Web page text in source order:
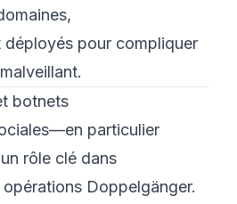
déployés pour compliquer
botnets
particulier
rôle clé dans
Doppelgänger.